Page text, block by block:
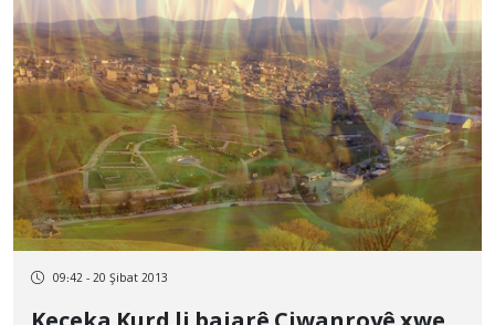
09:42 - 20 Şibat 2013